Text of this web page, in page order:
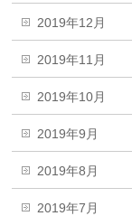
2019年12月
2019年11月
2019年10月
2019年9月
2019年8月
2019年7月